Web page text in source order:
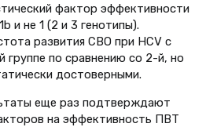
фактор эффективности
и не 1 (2 и 3 генотипы).
развития СВО при HCV с
группе по сравнению со 2-й, но
достоверными.
еще раз подтверждают
на эффективность ПВТ